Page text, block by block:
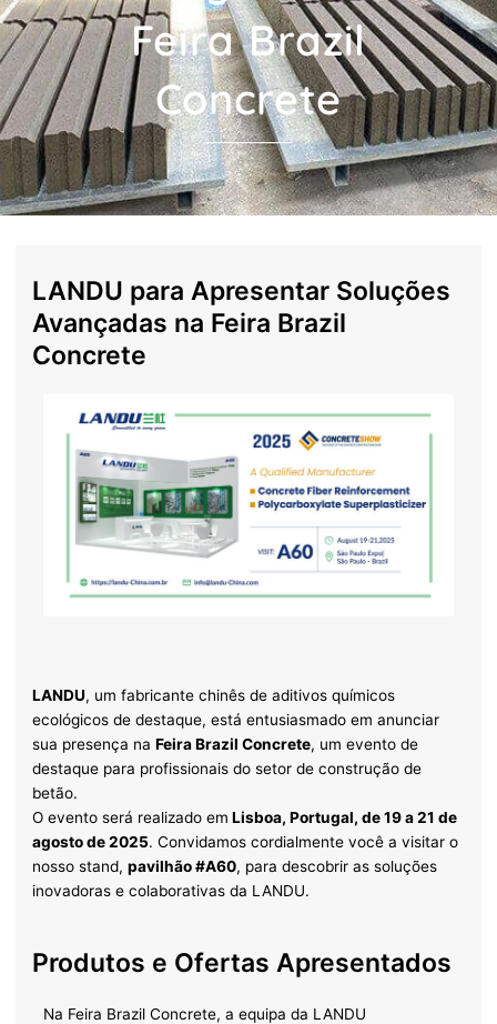
Feira Brazil
Concrete
LANDU para Apresentar Soluções
Avançadas na Feira Brazil
Concrete
LANDU, um fabricante chinês de aditivos químicos
ecológicos de destaque, está entusiasmado em anunciar
sua presença na Feira Brazil Concrete, um evento de
destaque para profissionais do setor de construção de
betão.
O evento será realizado em Lisboa, Portugal, de 19 a 21 de
agosto de 2025. Convidamos cordialmente você a visitar o
nosso stand, pavilhão #A60, para descobrir as soluções
inovadoras e colaborativas da LANDU.
Produtos e Ofertas Apresentados
Na Feira Brazil Concrete, a equipa da LANDU